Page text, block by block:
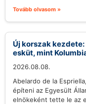
Tovább olvasom »
Új korszak
esküt, mint
2026.08.08.
Abelardo de la
építeni az Egyesült
elnökeként tette le az